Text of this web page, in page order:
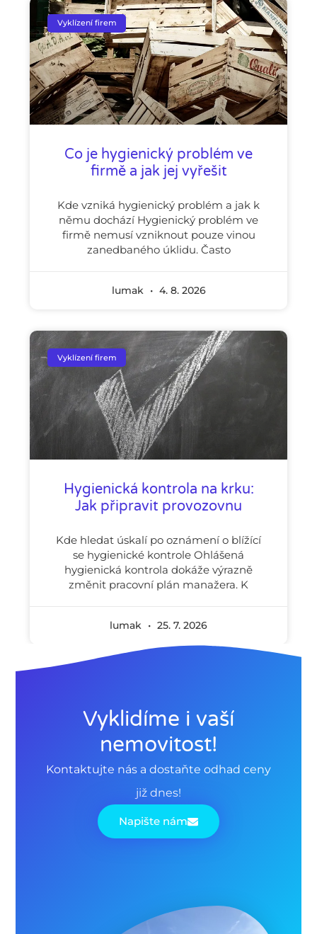
Vyklízení firem
Co je hygienický problém ve
firmě a jak jej vyřešit
Kde vzniká hygienický problém a jak k
němu dochází Hygienický problém ve
firmě nemusí vzniknout pouze vinou
zanedbaného úklidu. Často
lumak 4. 8. 2026
Vyklízení firem
Hygienická kontrola na krku:
Jak připravit provozovnu
Kde hledat úskalí po oznámení o blížící
se hygienické kontrole Ohlášená
hygienická kontrola dokáže výrazně
změnit pracovní plán manažera. K
lumak 25. 7. 2026
Vyklidíme i vaší
nemovitost!
Kontaktujte nás a dostaňte odhad ceny
již dnes!
Napište nám